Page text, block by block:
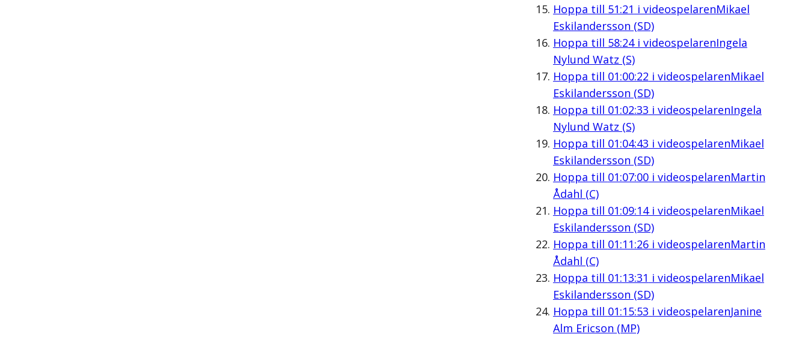
Hoppa till 51:21 i videospelarenMikael
Eskilandersson (SD)
Hoppa till 58:24i videospelarenIngela
Nylund Watz (S)
Hoppa till 01:00:22 i videospelarenMikael
Eskilandersson (SD)
Hoppa till 01:02:33 i videospelarenIngela
Nylund Watz (S)
Hoppa till 01:04:43 i videospelarenMikael
Eskilandersson (SD)
Hoppa till 01:07:00i videospelarenMartin
Ådahl (C)
Hoppa till 01:09:14i videospelarenMikael
Eskilandersson (SD)
Hoppa till 01:11:26i videospelarenMartin
Ådahl (C)
Hoppa till 01:13:31 i videospelarenMikael
Eskilandersson (SD)
Hoppa till 01:15:53 i videospelarenJanine
Alm Ericson (MP)